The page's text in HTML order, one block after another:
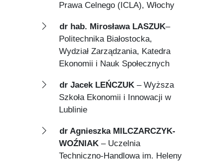
Prawa Celnego (ICLA), Włochy
dr hab. Mirosława LASZUK–
Politechnika Białostocka,
Wydział Zarządzania, Katedra
Ekonomii i Nauk Społecznych
dr Jacek LEŃCZUK– Wyższa
Szkoła Ekonomii i Innowacji w
Lublinie
dr Agnieszka MILCZARCZYK-
WOŹNIAK – Uczelnia
Techniczno-Handlowa im. Heleny